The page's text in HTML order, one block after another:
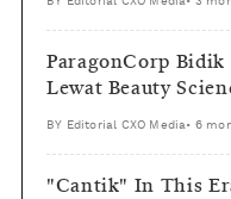
ParagonCorp Bidik
Lewat Beauty
BY Editorial CXO Media• 6
"Cantik" In This